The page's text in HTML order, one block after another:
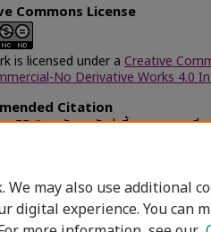
Commons License
is licensed under a Creative
No Derivative Works 4.0
Citation
ชสิริ, "การพัฒนาตัวบ่งชี้มาตรฐานการศึ
may also use additional
digital experience. You can